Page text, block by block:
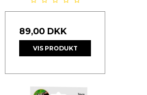
89,00 DKK
VIS PRODUKT